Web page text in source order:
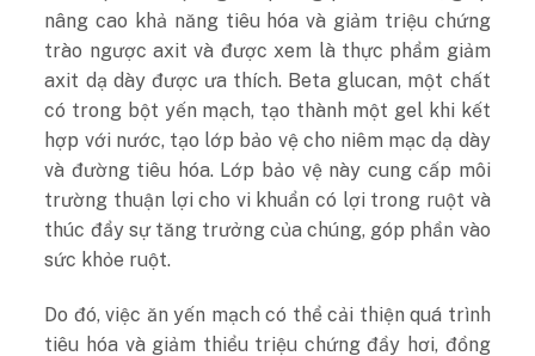
nâng cao khả năng tiêu hóa và giảm triệu chứng
trào ngược axit và được xem là thực phẩm giảm
axit dạ dày được ưa thích. Beta glucan, một chất
có trong bột yến mạch, tạo thành một gel khi kết
hợp với nước, tạo lớp bảo vệ cho niêm mạc dạ dày
và đường tiêu hóa. Lớp bảo vệ này cung cấp môi
trường thuận lợi cho vi khuẩn có lợi trong ruột và
thúc đẩy sự tăng trưởng của chúng, góp phần vào
sức khỏe ruột.
Do đó, việc ăn yến mạch có thể cải thiện quá trình
tiêu hóa và giảm thiểu triệu chứng đầy hơi, đồng